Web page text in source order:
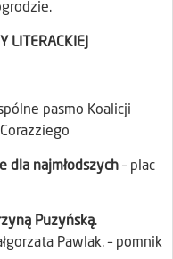
LITERACKIEJ
pasmo Koalicji
dla najmłodszych– plac
Puzyńską.
Pawlak. – pomnik